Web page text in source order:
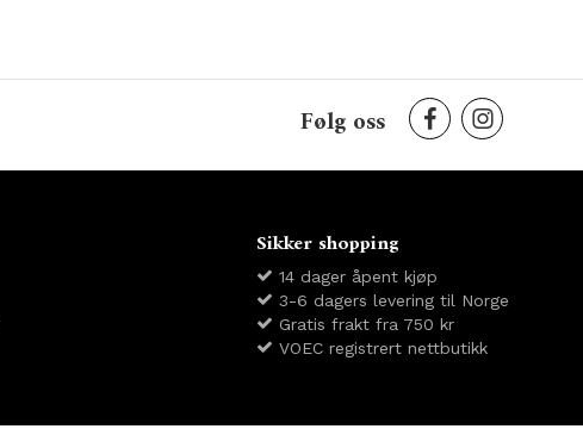
Følg oss
Sikker shopping
14 dager åpent kjøp
3-6 dagers levering til Norge
Gratis frakt fra 750 kr
VOEC registrert nettbutikk